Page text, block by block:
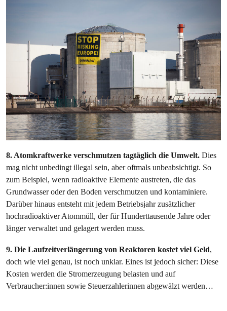
8. Atomkraftwerke verschmutzen tagtäglich die Umwelt. Dies
mag nicht unbedingt illegal sein, aber oftmals unbeabsichtigt. So
zum Beispiel, wenn radioaktive Elemente austreten, die das
Grundwasser oder den Boden verschmutzen und kontaminiere.
Darüber hinaus entsteht mit jedem Betriebsjahr zusätzlicher
hochradioaktiver Atommüll, der für Hunderttausende Jahre oder
länger verwaltet und gelagert werden muss.
9. Die Laufzeitverlängerung von Reaktoren kostet viel Geld,
doch wie viel genau, ist noch unklar. Eines ist jedoch sicher: Diese
Kosten werden die Stromerzeugung belasten und auf
Verbraucher:innen sowie Steuerzahlerinnen abgewälzt werden…